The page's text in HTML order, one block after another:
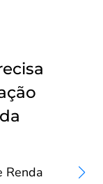
Renda